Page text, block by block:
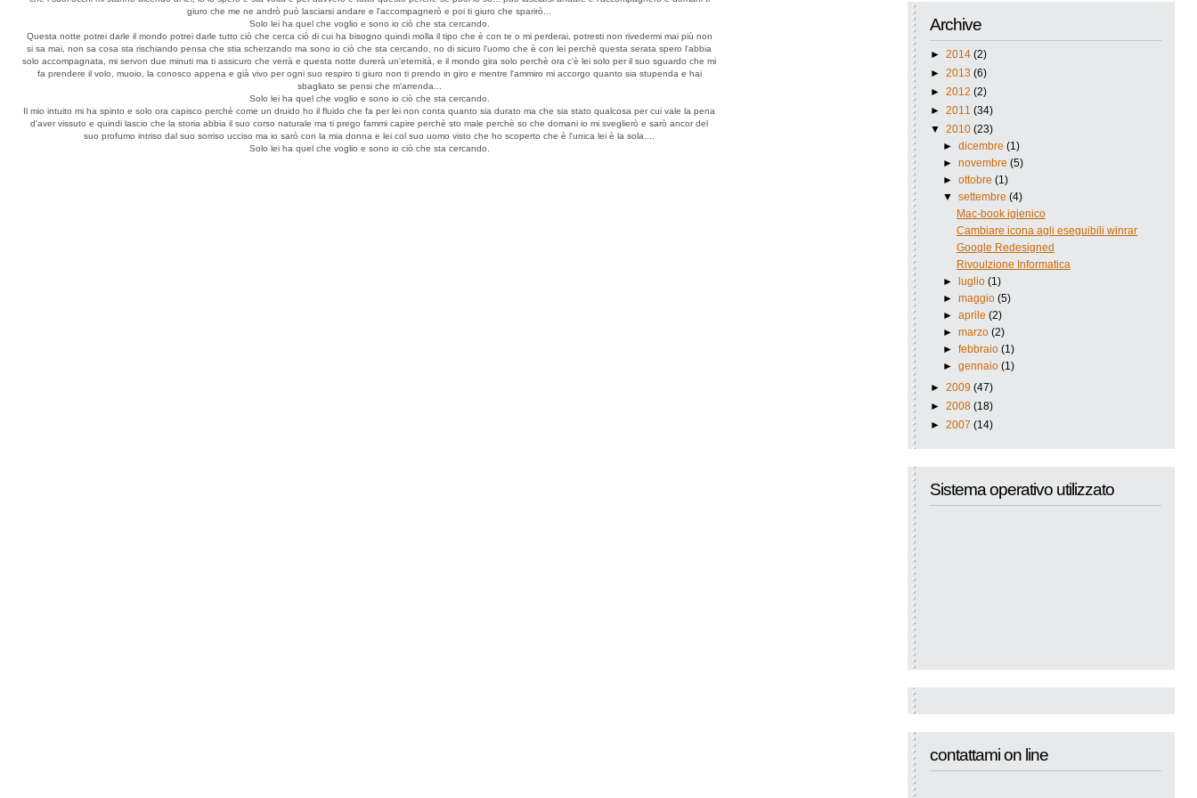
Archive
► 2014 (2)
► 2013 (6)
► 2012 (2)
► 2011 (34)
▼ 2010 (23)
►dicembre (1)
►novembre (5)
►ottobre (1)
▼ settembre (4)
Mac-book igienico
Cambiare icona agli eseguibili winrar
Google Redesigned
Rivoulzione Informatica
►
luglio (1)
►maggio (5)
►aprile (2)
►marzo (2)
►febbraio (1)
►gennaio (1)
► 2009 (47)
► 2008 (18)
► 2007 (14)
Sistema operativo utilizzato
contattami on line
giuro che me ne andrò può lasciarsi andare e l'accompagnerò e poi ti giuro che sparirò...
Solo lei ha quel che voglio e sono io ciò che sta cercando.
Questa notte potrei darle il mondo potrei darle tutto ciò che cerca ciò di cui ha bisogno quindi molla il tipo che è con te o mi perderai, potresti non rivedermi mai più non
si sa mai, non sa cosa sta rischiando pensa che stia scherzando ma sono io ciò che sta cercando, no di sicuro l'uomo che è con lei perchè questa serata spero l'abbia
solo accompagnata, mi servon due minuti ma ti assicuro che verrà e questa notte durerà un'eternità, e il mondo gira solo perchè ora c'è lei solo per il suo sguardo che mi
fa prendere il volo, muoio, la conosco appena e già vivo per ogni suo respiro ti giuro non ti prendo in giro e mentre l'ammiro mi accorgo quanto sia stupenda e hai
sbagliato se pensi che m'arrenda...
Solo lei ha quel che voglio e sono io ciò che sta cercando.
Il mio intuito mi ha spinto e solo ora capisco perchè come un druido ho il fluido che fa per lei non conta quanto sia durato ma che sia stato qualcosa per cui vale la pena
d'aver vissuto e quindi lascio che la storia abbia il suo corso naturale ma ti prego fammi capire perchè sto male perchè so che domani io mi sveglierò e sarò ancor del
suo profumo intriso dal suo sorriso ucciso ma io sarò con la mia donna e lei col suo uomo visto che ho scoperto che è l'unica lei è la sola....
Solo lei ha quel che voglio e sono io ciò che sta cercando.